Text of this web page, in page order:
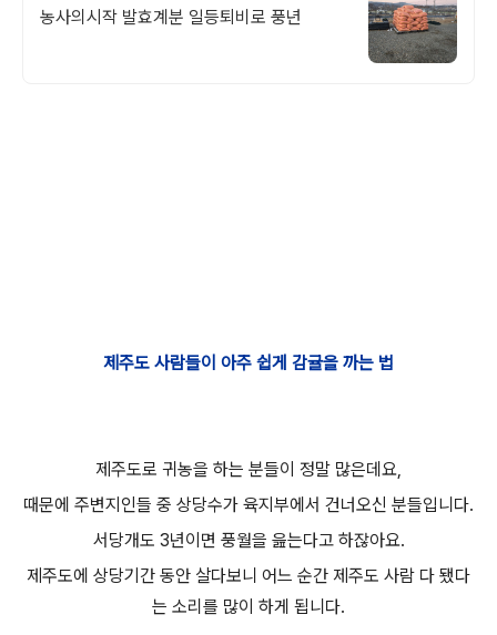
농사의시작 발효계분 일등퇴비로 풍년
제주도 사람들이 아주 쉽게 감귤을 까는 법
제주도로 귀농을 하는 분들이 정말 많은데요,
때문에 주변지인들 중 상당수가 육지부에서 건너오신 분들입니다.
서당개도 3년이면 풍월을 읊는다고 하잖아요.
제주도에 상당기간 동안 살다보니 어느 순간 제주도 사람 다 됐다
는 소리를 많이 하게 됩니다.